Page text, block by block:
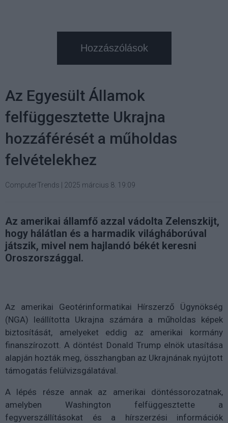
Hozzászólások
Az Egyesült Államok
felfüggesztette Ukrajna
hozzáférését a műholdas
felvételekhez
ComputerTrends 2025 március 8. 19:09
Az amerikai államfő azzal vádolta Zelenszkijt,
hogy hálátlan és a harmadik világháborúval
játszik, mivel nem hajlandó békét keresni
Oroszországgal.
Az amerikai Geotérinformatikai Hírszerző Ügynökség
(NGA) leállította Ukrajna számára a műholdas képek
biztosítását, amelyeket eddig az amerikai kormány
finanszírozott. A döntést Donald Trump elnök utasítása
alapján hozták meg, összhangban az Ukrajnának nyújtott
támogatás felülvizsgálatával.
A lépés része annak az amerikai döntéssorozatnak,
amelyben Washington felfüggesztette a
fegyverszállításokat és a hírszerzési információk